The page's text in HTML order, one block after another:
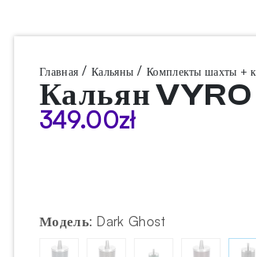
Главная /Кальяны /Комплекты шахты +
Кальян
349.00zł
Модель: Dark Ghost